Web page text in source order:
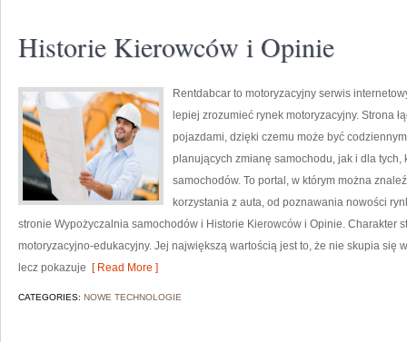
Historie Kierowców i Opinie
Rentdabcar to motoryzacyjny serwis
lepiej zrozumieć rynek motoryzacyjny. Strona
pojazdami, dzięki czemu może być
planujących zmianę samochodu, jak i dla
samochodów. To portal, w którym można
korzystania z auta, od poznawania nowości
stronie Wypożyczalnia samochodów i Historie Kierowców i Opinie. Charakter
motoryzacyjno-edukacyjny. Jej największą wartością jest to, że nie skupia się
lecz pokazuje [ Read More ]
CATEGORIES: NOWE TECHNOLOGIE